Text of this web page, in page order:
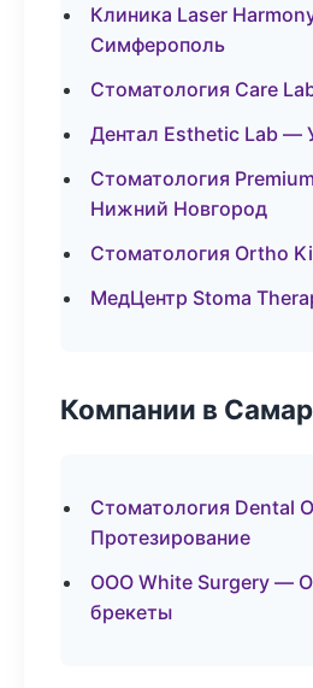
Клиника Laser
Симферополь
Стоматология Care
Дентал Esthetic Lab —
Стоматология
Нижний Новгород
Стоматология Ortho
МедЦентр Stoma
Компании в
Стоматология Dental
Протезирование
ООО White Surgery —
брекеты